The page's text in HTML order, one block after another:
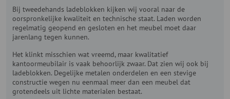
Bij tweedehands ladeblokken kijken wij vooral naar de
oorspronkelijke kwaliteit en technische staat. Laden worden
regelmatig geopend en gesloten en het meubel moet daar
jarenlang tegen kunnen.
Het klinkt misschien wat vreemd, maar kwalitatief
kantoormeubilair is vaak behoorlijk zwaar. Dat zien wij ook bij
ladeblokken. Degelijke metalen onderdelen en een stevige
constructie wegen nu eenmaal meer dan een meubel dat
grotendeels uit lichte materialen bestaat.